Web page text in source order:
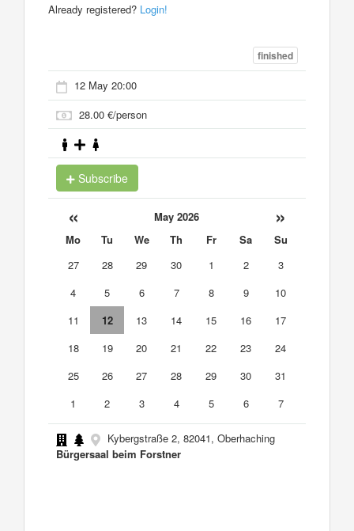
Already registered? Login!
finished
12 May 20:00
28.00 €/person
Subscribe
« May 2026 »
Mo Tu We Th Fr Sa
Su
27
28 29 30 1 2
3
4
5 6 7 8 9
10
11
12 13 14 15 16
17
18
19 20 21 22 23
24
25
26 27 28 29 30
31
1
2 3 4 5 6 7
Kybergstraße 2, 82041, Oberhaching
Bürgersaal beim Forstner